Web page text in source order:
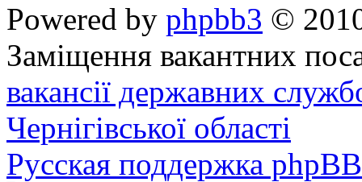
Powered by phpbb3 ©
Заміщення вакантних
вакансії державних
Чернігівської області
Русская поддержка phpBB